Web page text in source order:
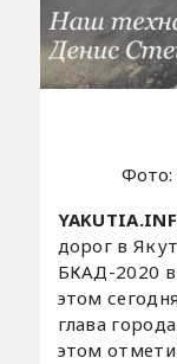
Фото:
дорог в
БКАД-2020
этом
глава города
этом